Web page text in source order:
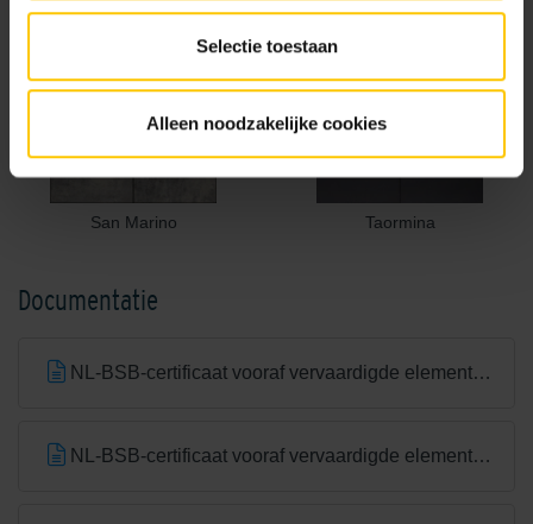
Selectie toestaan
Alleen noodzakelijke cookies
San Marino Taormina
Documentatie
NL-BSB-certificaat vooraf vervaardigde elementen van beton
NL-BSB-certificaat vooraf vervaardigde elementen van beton (Aalst) K20305